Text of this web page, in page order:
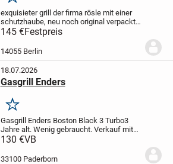
exquisieter grill der firma rösle mit einer
schutzhaube, neu noch original verpackt
kaufpeis zum saisonbeginn 159,-- € plus
abdeckhaube. verkaufspreis 145,-- €
145 €Festpreis
14055 Berlin
18.07.2026
Gasgrill Enders
Merken
Gasgrill Enders Boston Black 3 Turbo3
Jahre alt. Wenig gebraucht. Verkauf mit
angeschlossener Gasflasche und
vorhandenNur Abholung. Bezahlung bar
130 €VB
33100 Paderborn